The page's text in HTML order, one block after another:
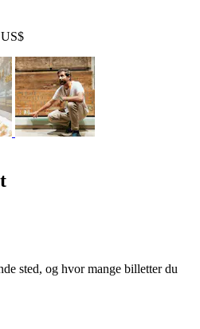
sted, og hvor mange billetter du